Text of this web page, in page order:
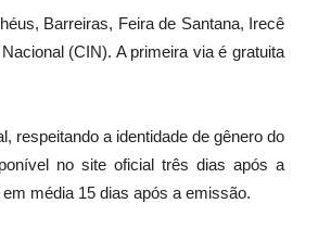
Barreiras, Feira de Santana, Irecê
(CIN). A primeira via é gratuita
respeitando a identidade de gênero do
no site oficial três dias após a
média 15 dias após a emissão.